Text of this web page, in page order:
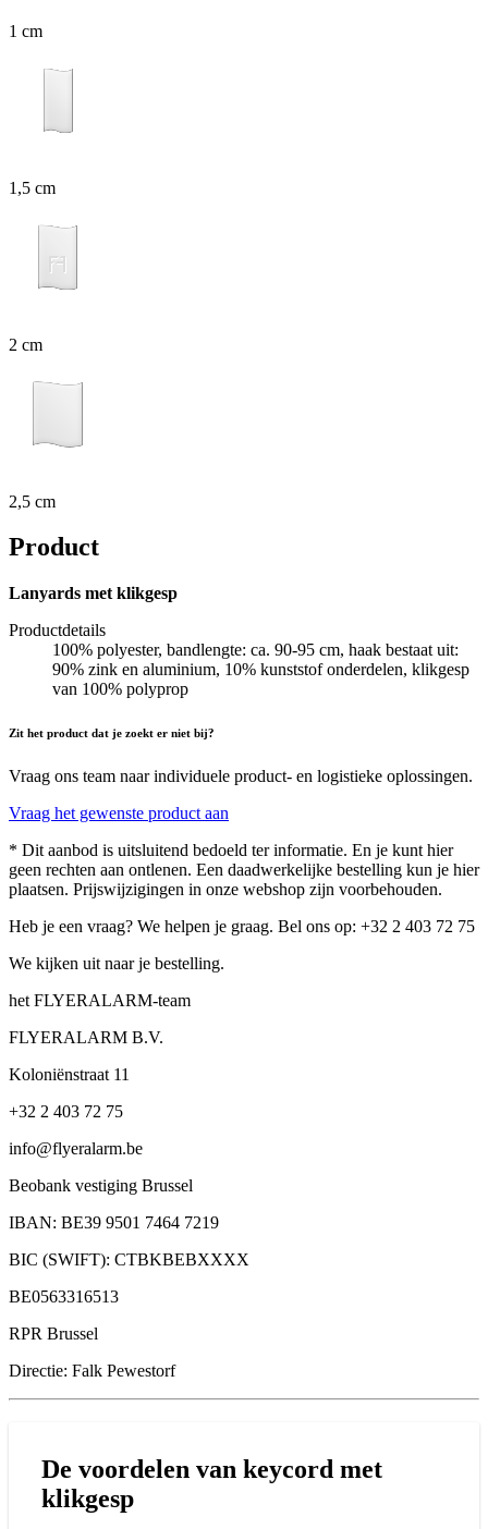
1 cm
1,5 cm
2 cm
2,5 cm
Product
Lanyards met klikgesp
Productdetails
100% polyester, bandlengte: ca. 90-95 cm, haak bestaat uit:
90% zink en aluminium, 10% kunststof onderdelen, klikgesp
van 100% polyprop
Zit het product dat je zoekt er niet bij?
Vraag ons team naar individuele product- en logistieke oplossingen.
Vraag het gewenste product aan
* Dit aanbod is uitsluitend bedoeld ter informatie. En je kunt hier
geen rechten aan ontlenen. Een daadwerkelijke bestelling kun je hier
plaatsen. Prijswijzigingen in onze webshop zijn voorbehouden.
Heb je een vraag? We helpen je graag. Bel ons op: +32 2 403 72 75
We kijken uit naar je bestelling.
het FLYERALARM-team
FLYERALARM B.V.
Koloniënstraat 11
+32 2 403 72 75
info@flyeralarm.be
Beobank vestiging Brussel
IBAN: BE39 9501 7464 7219
BIC (SWIFT): CTBKBEBXXXX
BE0563316513
RPR Brussel
Directie: Falk Pewestorf
De voordelen van keycord met
klikgesp